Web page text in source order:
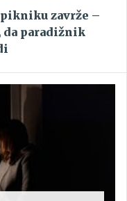
zavrže –
paradižnik